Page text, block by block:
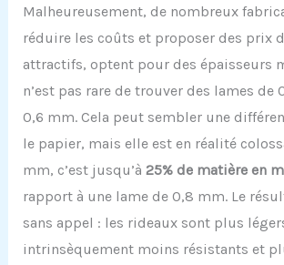
Malheureusement, de nombreux
réduire les coûts et proposer des prix
attractifs, optent pour des épaisseurs
n’est pas rare de trouver des lames de
0,6 mm. Cela peut sembler une
le papier, mais elle est en réalité
mm, c’est jusqu’à 25% de matière en
rapport à une lame de 0,8 mm. Le
sans appel : les rideaux sont plus
intrinsèquement moins résistants et